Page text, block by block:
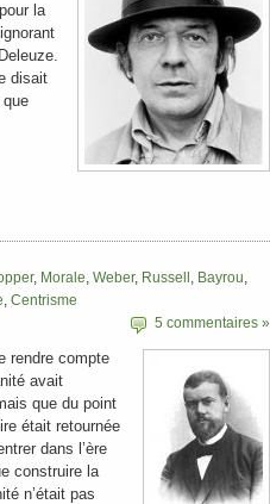
la
disait
, Morale, Weber, Russell , Bayrou,
, Centrisme
5 commentaires »
rendre compte
avait
que du point
était retournée
dans l’ère
construire la
n’était pas